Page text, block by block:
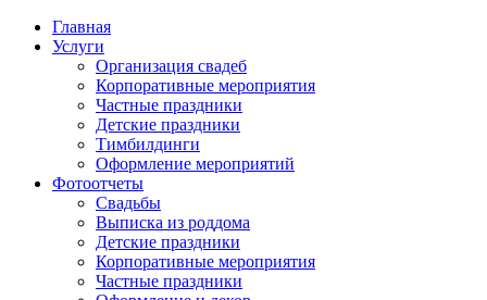
Главная
Услуги
Организация свадеб
Корпоративные мероприятия
Частные праздники
Детские праздники
Тимбилдинги
Оформление мероприятий
Фотоотчеты
Cвадьбы
Выписка из роддома
Детские праздники
Корпоративные мероприятия
Частные праздники